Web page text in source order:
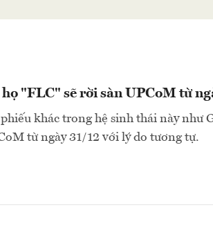
"FLC" sẽ rời sàn UPCoM từ
khác trong hệ sinh thái này như
từ ngày 31/12 với lý do tương tự.